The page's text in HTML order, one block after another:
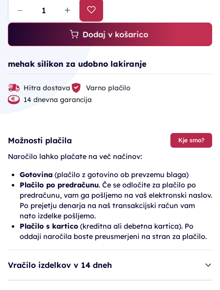
Dodaj v košarico
mehak silikon za udobno lakiranje
Hitra dostava
Varno plačilo
14 dnevna garancija
Možnosti plačila Kje smo?
Naročilo lahko plačate na več načinov:
Gotovina (plačilo z gotovino ob prevzemu blaga)
Plačilo po predračunu. Če se odločite za plačilo po
predračunu, vam ga pošljemo na vaš elektronski naslov.
Po prejetju denarja na naš transakcijski račun vam
nato izdelke pošljemo.
Plačilo s kartico (kreditna ali debetna kartica). Po
oddaji naročila boste preusmerjeni na stran za plačilo.
Vračilo izdelkov v 14 dneh